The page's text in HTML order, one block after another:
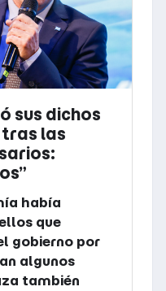
sus dichos
las
había
que
gobierno por
algunos
también